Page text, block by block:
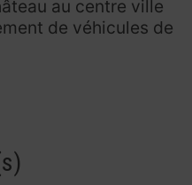
au centre ville
de véhicules de